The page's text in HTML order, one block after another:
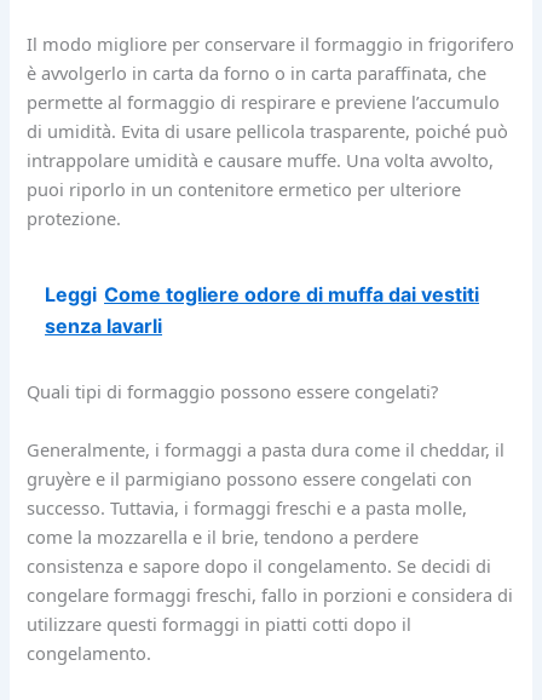
Il modo migliore per conservare il formaggio in frigorifero
è avvolgerlo in carta da forno o in carta paraffinata, che
permette al formaggio di respirare e previene l’accumulo
di umidità. Evita di usare pellicola trasparente, poiché può
intrappolare umidità e causare muffe. Una volta avvolto,
puoi riporlo in un contenitore ermetico per ulteriore
protezione.
Leggi Come togliere odore di muffa dai vestiti
senza lavarli
Quali tipi di formaggio possono essere congelati?
Generalmente, i formaggi a pasta dura come il cheddar, il
gruyère e il parmigiano possono essere congelati con
successo. Tuttavia, i formaggi freschi e a pasta molle,
come la mozzarella e il brie, tendono a perdere
consistenza e sapore dopo il congelamento. Se decidi di
congelare formaggi freschi, fallo in porzioni e considera di
utilizzare questi formaggi in piatti cotti dopo il
congelamento.